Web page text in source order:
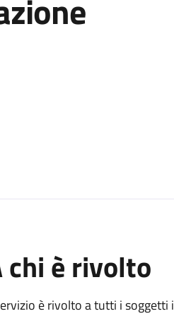
chi è rivolto
è rivolto a tutti i soggetti